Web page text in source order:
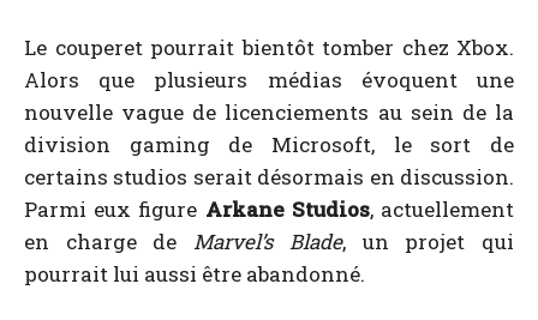
Le couperet pourrait bientôt tomber chez Xbox.
Alors que plusieurs médias évoquent une
nouvelle vague de licenciements au sein de la
division gaming de Microsoft, le sort de
certains studios serait désormais en discussion.
Parmi eux figure Arkane Studios, actuellement
en charge de Marvel’s Blade, un projet qui
pourrait lui aussi être abandonné.